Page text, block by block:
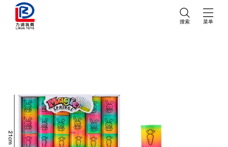
搜索 菜单